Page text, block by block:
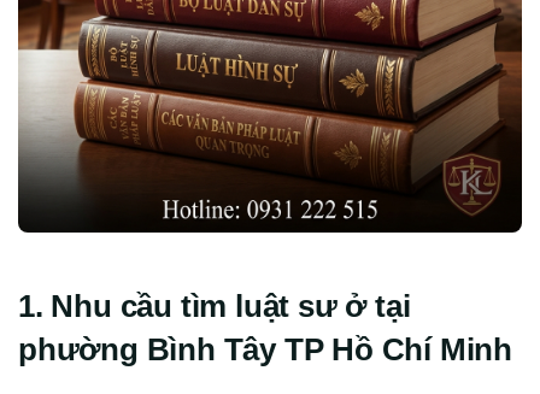
1. Nhu cầu tìm luật sư ở tại
phường Bình Tây TP Hồ Chí Minh